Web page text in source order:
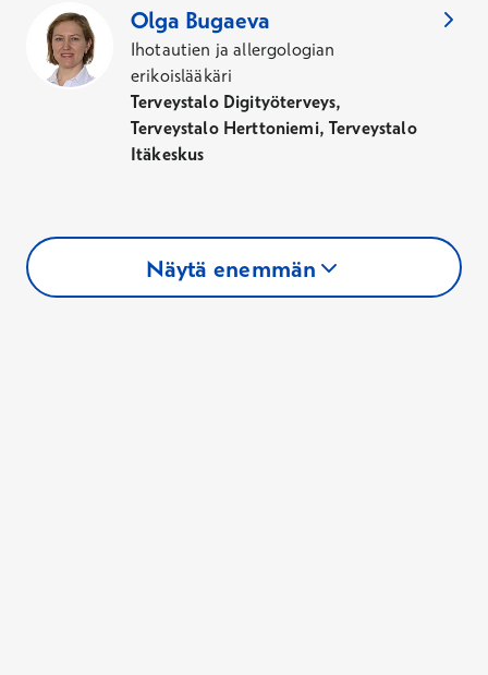
Olga Bugaeva
Ihotautien ja allergologian
erikoislääkäri
Terveystalo Digityöterveys,
Terveystalo Herttoniemi, Terveystalo
Itäkeskus
Näytä enemmän